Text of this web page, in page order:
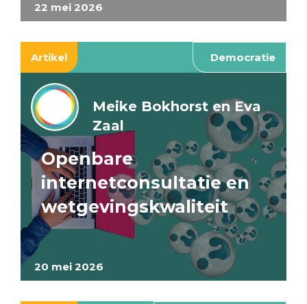
22 mei 2026
Artikel Democratie
20 mei 2026
Meike Bokhorst en Eva
Zaal
Openbare
internetconsultatie en
wetgevingskwaliteit